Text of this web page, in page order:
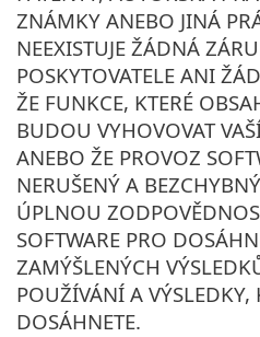
ZNÁMKY ANEBO JINÁ
NEEXISTUJE ŽÁDNÁ
POSKYTOVATELE ANI
ŽE FUNKCE, KTERÉ
BUDOU VYHOVOVAT
ANEBO ŽE PROVOZ
NERUŠENÝ A
ÚPLNOU
SOFTWARE PRO
ZAMÝŠLENÝCH
POUŽÍVÁNÍ A VÝSLEDKY,
DOSÁHNETE.